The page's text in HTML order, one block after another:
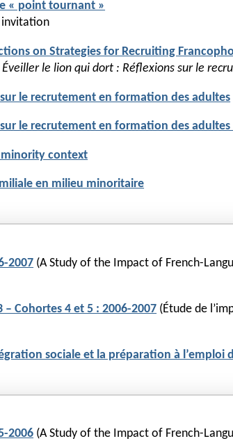
« point tournant »
invitation
on Strategies for Recruiting
Éveiller le lion qui dort : Réflexions sur le
le recrutement en formation des adultes
le recrutement en formation des adultes
minority context
en milieu minoritaire
2007 (A Study of the Impact of French-
Cohortes 4 et 5 : 2006-2007 (Étude de
sociale et la préparation à
2006 (A Study of the Impact of French-